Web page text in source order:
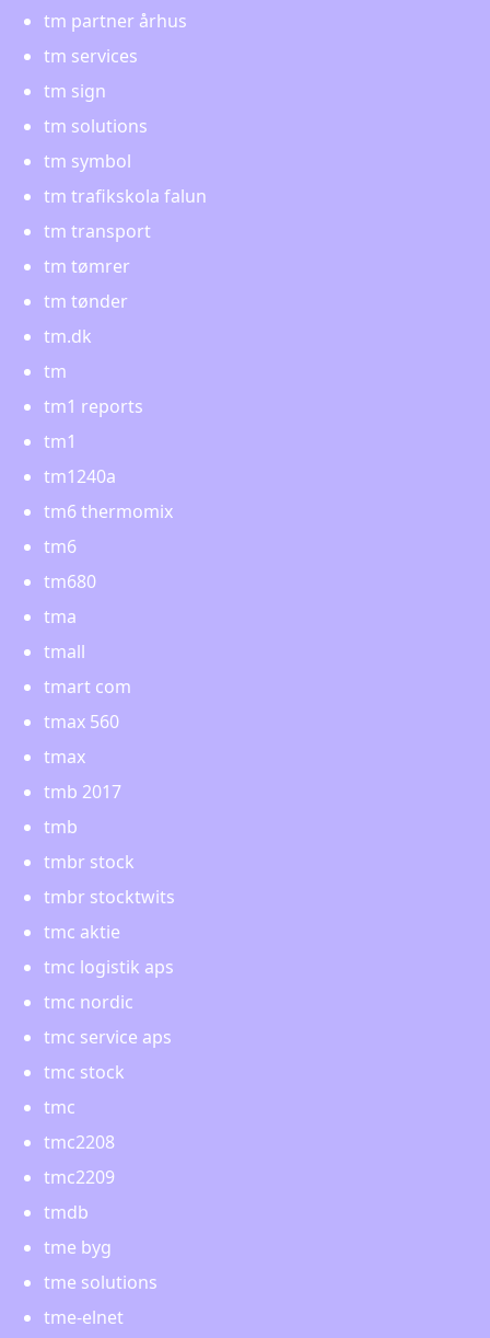
tm partner århus
tm services
tm sign
tm solutions
tm symbol
tm trafikskola falun
tm transport
tm tømrer
tm tønder
tm.dk
tm
tm1 reports
tm1
tm1240a
tm6 thermomix
tm6
tm680
tma
tmall
tmart com
tmax 560
tmax
tmb 2017
tmb
tmbr stock
tmbr stocktwits
tmc aktie
tmc logistik aps
tmc nordic
tmc service aps
tmc stock
tmc
tmc2208
tmc2209
tmdb
tme byg
tme solutions
tme-elnet